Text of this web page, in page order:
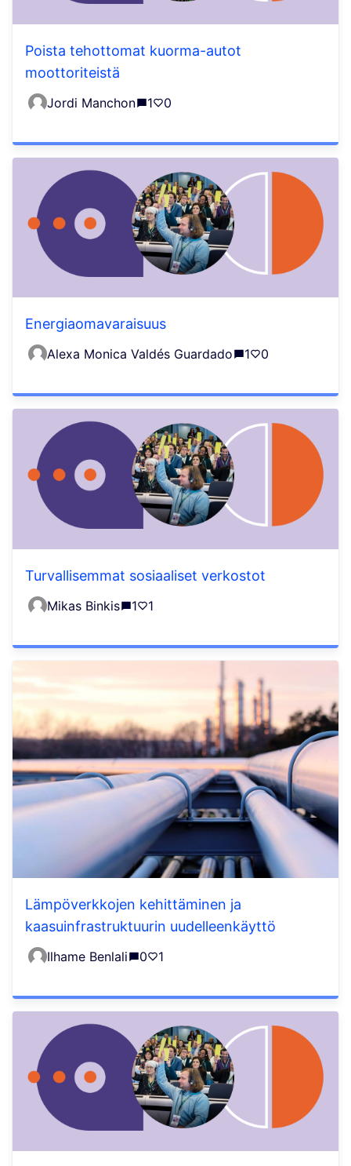
Poista tehottomat kuorma-autot
moottoriteistä
Jordi Manchon 1 0
Energiaomavaraisuus
Alexa Monica Valdés Guardado 1 0
Turvallisemmat sosiaaliset verkostot
Mikas Binkis 1 1
Lämpöverkkojen kehittäminen ja
kaasuinfrastruktuurin uudelleenkäyttö
Ilhame Benlali 0 1